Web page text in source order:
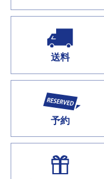
送料
予約